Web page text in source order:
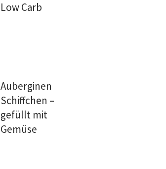
Low Carb
Auberginen
Schiffchen –
gefüllt mit
Gemüse